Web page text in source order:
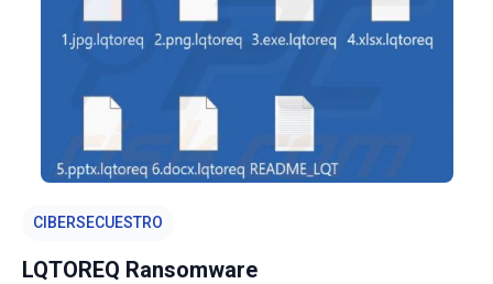
CIBERSECUESTRO
LQTOREQ Ransomware